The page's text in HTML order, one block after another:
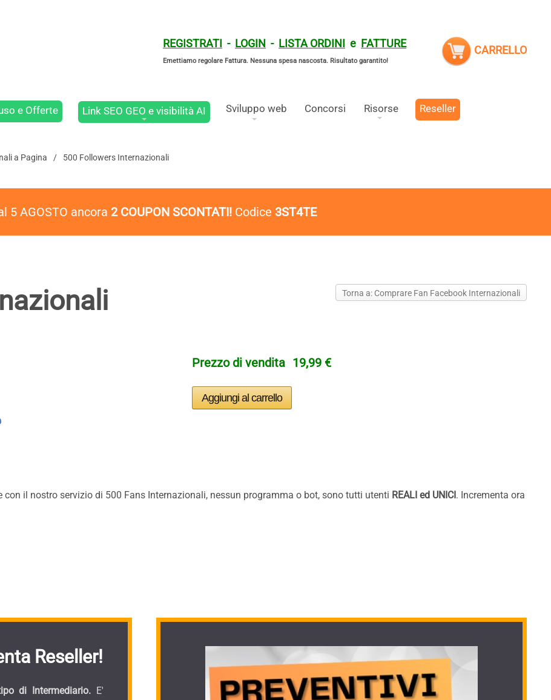
REGISTRATI - LOGIN - LISTA ORDINI e FATTURE
Emettiamo regolare Fattura. Nessuna spesa nascosta. Risultato garantito!
CARRELLO
e Offerte Link SEO GEO e visibilità AI Sviluppo web Concorsi Risorse
Reseller
a Pagina 500 Followers Internazionali
5 AGOSTO ancora 2 COUPON SCONTATI! Codice 3ST4TE
Torna a: Comprare Fan Facebook Internazionali
Prezzo di vendita 19,99 €
il nostro servizio di 500 Fans Internazionali, nessun programma o bot, sono tutti utenti REALI ed UNICI. Incrementa ora
Reseller!
di Intermediario. E'